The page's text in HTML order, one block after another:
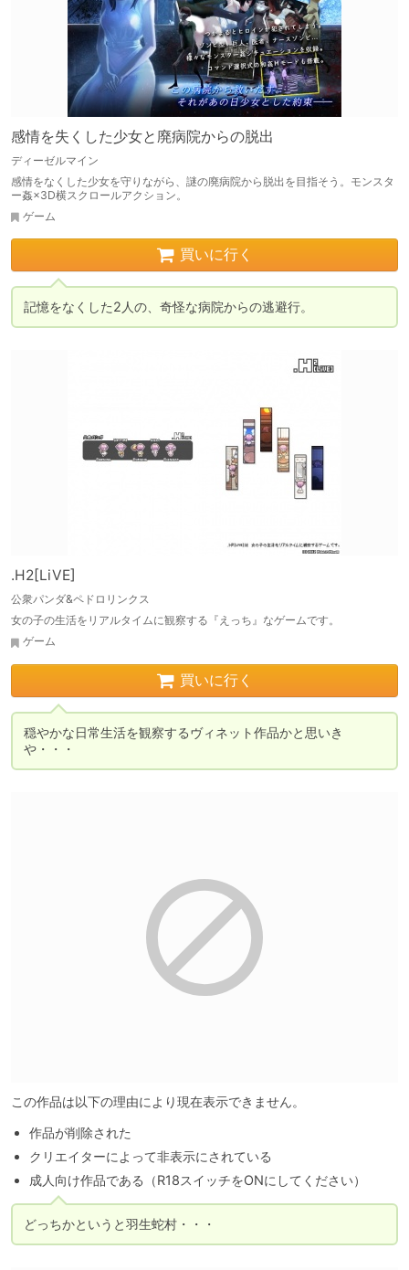
感情を失くした少女と廃病院からの脱出
ディーゼルマイン
感情をなくした少女を守りながら、謎の廃病院から脱出を目指そう。モンスタ
ー姦×3D横スクロールアクション。
ゲーム
買いに行く
記憶をなくした2人の、奇怪な病院からの逃避行。
.H2[LiVE]
公衆パンダ&ペドロリンクス
女の子の生活をリアルタイムに観察する『えっち』なゲームです。
ゲーム
買いに行く
穏やかな日常生活を観察するヴィネット作品かと思いき
や・・・
この作品は以下の理由により現在表示できません。
作品が削除された
クリエイターによって非表示にされている
成人向け作品である（R18スイッチをONにしてください）
どっちかというと羽生蛇村・・・